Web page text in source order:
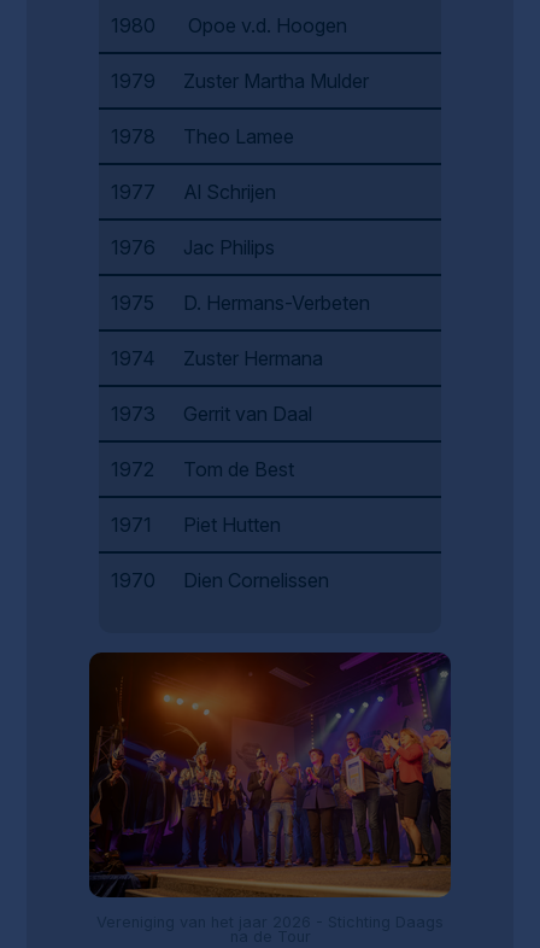
1980 Opoe v.d. Hoogen
1979 Zuster Martha Mulder
1978 Theo Lamee
1977 Al Schrijen
1976 Jac Philips
1975 D. Hermans-Verbeten
1974 Zuster Hermana
1973 Gerrit van Daal
1972 Tom de Best
1971 Piet Hutten
1970 Dien Cornelissen